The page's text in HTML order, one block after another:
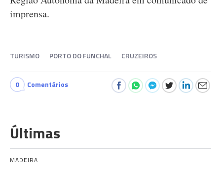
imprensa.
TURISMO PORTO DO FUNCHAL CRUZEIROS
0 Comentários
Últimas
MADEIRA